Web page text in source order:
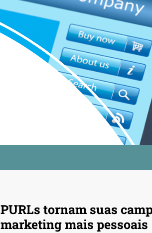
PURLs tornam suas
marketing mais pessoais